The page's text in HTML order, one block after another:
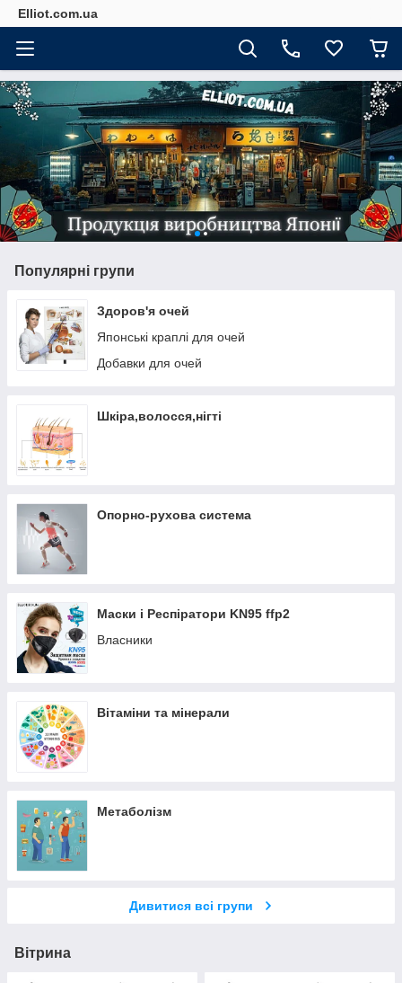
Elliot.com.ua
Популярні групи
Здоров'я очей
Японські краплі для очей
Добавки для очей
Шкіра,волосся,нігті
Опорно-рухова система
Маски і Респіратори KN95 ffp2
Власники
Вітаміни та мінерали
Метаболізм
Дивитися всі групи
Вітрина